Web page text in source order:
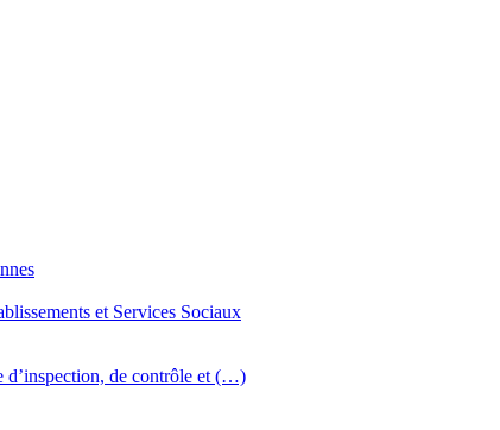
et Services Sociaux
d’inspection, de contrôle et (…)